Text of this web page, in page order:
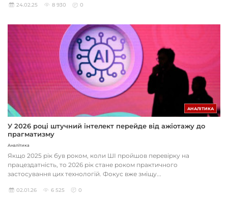
24.02.25 8 930 0
АНАЛІТИКА
У 2026 році штучний інтелект перейде від ажіотажу до
прагматизму
Аналітика
Якщо 2025 рік був роком, коли ШІ пройшов перевірку на
працездатність, то 2026 рік стане роком практичного
застосування цих технологій. Фокус вже зміщу...
02.01.26 6 525 0